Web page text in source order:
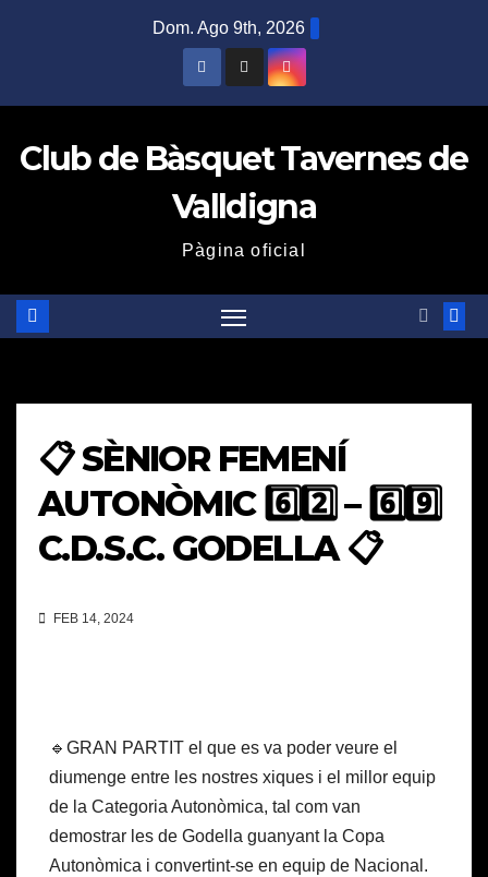
Dom. Ago 9th, 2026
Club de Bàsquet Tavernes de
Valldigna
Pàgina oficial
📋 SÈNIOR FEMENÍ
AUTONÒMIC 6️⃣2️⃣ – 6️⃣9️⃣
C.D.S.C. GODELLA 📋
FEB 14, 2024
🔹GRAN PARTIT el que es va poder veure el
diumenge entre les nostres xiques i el millor equip
de la Categoria Autonòmica, tal com van
demostrar les de Godella guanyant la Copa
Autonòmica i convertint-se en equip de Nacional.